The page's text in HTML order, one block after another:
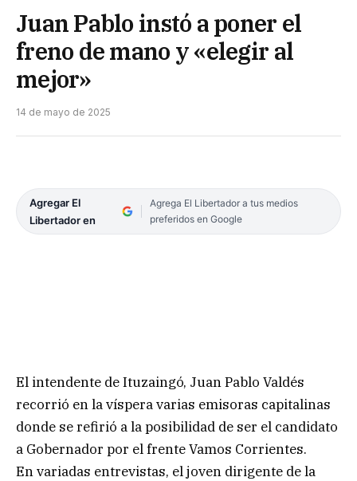
Juan Pablo instó a poner el
freno de mano y «elegir al
mejor»
14 de mayo de 2025
Agregar El
Libertador en
Agrega El Libertador a tus medios
preferidos en Google
El intendente de Ituzaingó, Juan Pablo Valdés
recorrió en la víspera varias emisoras capitalinas
donde se refirió a la posibilidad de ser el candidato
a Gobernador por el frente Vamos Corrientes.
En variadas entrevistas, el joven dirigente de la